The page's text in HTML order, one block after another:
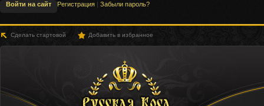
Войти на сайт Регистрация | Забыли пароль?
Сделать стартовой Добавить в избранное